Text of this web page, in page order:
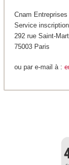
Cnam Entreprises
Service
292 rue Saint-
75003 Paris
ou par e-mail à :